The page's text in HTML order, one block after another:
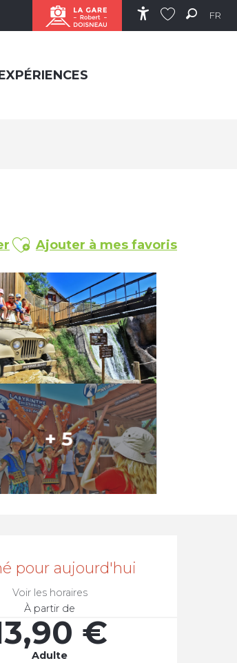
Accessibilité
FR
Ajouter aux favoris
Ajouter à mes favoris
+ 5
et
pour aujourd'hui
Voir les horaires
À partir de
€
Adulte